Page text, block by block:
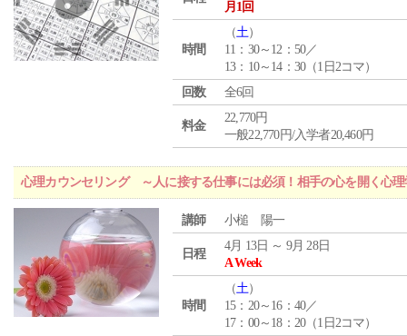
月1回
時間
（土）
11：30～12：50／
13：10～14：30（1日2コマ）
回数
全6回
料金
22,770円
一般22,770円/入学者20,460円
心理カウンセリング ～人に接する仕事には必須！相手の心を開く心理
講師 小槌 陽一
日程
4月 13日 ～ 9月 28日
A Week
時間
（土）
15：20～16：40／
17：00～18：20（1日2コマ）